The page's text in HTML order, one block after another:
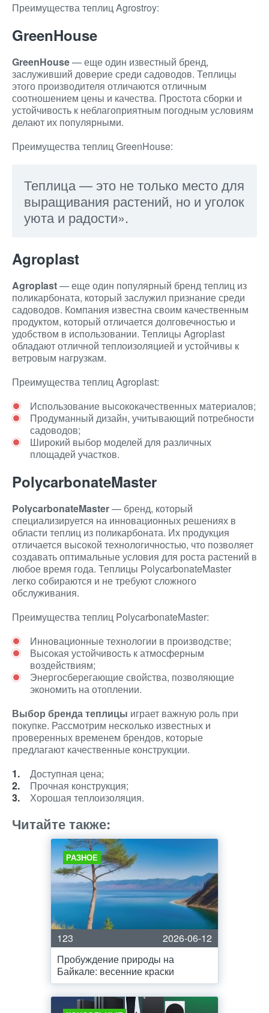
Преимущества теплиц Agrostroy:
GreenHouse
GreenHouse— еще один известный бренд,
заслуживший доверие среди садоводов. Теплицы
этого производителя отличаются отличным
соотношением цены и качества. Простота сборки и
устойчивость к неблагоприятным погодным условиям
делают их популярными.
Преимущества теплиц GreenHouse:
Теплица — это не только место для
выращивания растений, но и уголок
уюта и радости».
Agroplast
Agroplast— еще один популярный бренд теплиц из
поликарбоната, который заслужил признание среди
садоводов. Компания известна своим качественным
продуктом, который отличается долговечностью и
удобством в использовании. Теплицы Agroplast
обладают отличной теплоизоляцией и устойчивы к
ветровым нагрузкам.
Преимущества теплиц Agroplast:
Использование высококачественных материалов;
Продуманный дизайн, учитывающий потребности
садоводов;
Широкий выбор моделей для различных
площадей участков.
PolycarbonateMaster
PolycarbonateMaster— бренд, который
специализируется на инновационных решениях в
области теплиц из поликарбоната. Их продукция
отличается высокой технологичностью, что позволяет
создавать оптимальные условия для роста растений в
любое время года. Теплицы PolycarbonateMaster
легко собираются и не требуют сложного
обслуживания.
Преимущества теплиц PolycarbonateMaster:
Инновационные технологии в производстве;
Высокая устойчивость к атмосферным
воздействиям;
Энергосберегающие свойства, позволяющие
экономить на отоплении.
Выбор бренда теплицы играет важную роль при
покупке. Рассмотрим несколько известных и
проверенных временем брендов, которые
предлагают качественные конструкции.
Доступная цена;
Прочная конструкция;
Хорошая теплоизоляция.
Читайте также:
РАЗНОЕ
123
2026-06-12
Пробуждение природы на
Байкале: весенние краски